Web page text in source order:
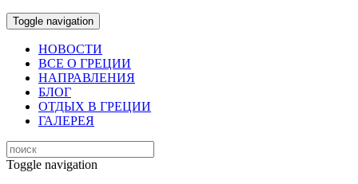
Toggle navigation
НОВОСТИ
ВСЕ О ГРЕЦИИ
НАПРАВЛЕНИЯ
БЛОГ
ОТДЫХ В ГРЕЦИИ
ГАЛЕРЕЯ
Toggle navigation